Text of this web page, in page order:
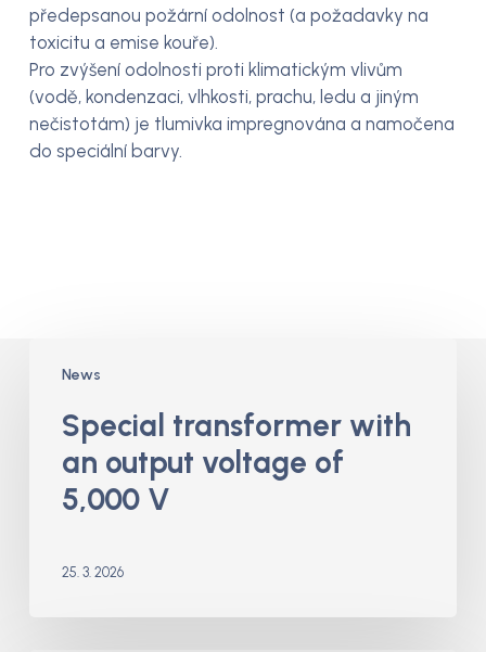
předepsanou požární odolnost (a požadavky na
toxicitu a emise kouře).
Pro zvýšení odolnosti proti klimatickým vlivům
(vodě, kondenzaci, vlhkosti, prachu, ledu a jiným
nečistotám) je tlumivka impregnována a namočena
do speciální barvy.
News
transformer
output
voltage
Special transformer with
an output voltage of
5,000 V
25. 3. 2026